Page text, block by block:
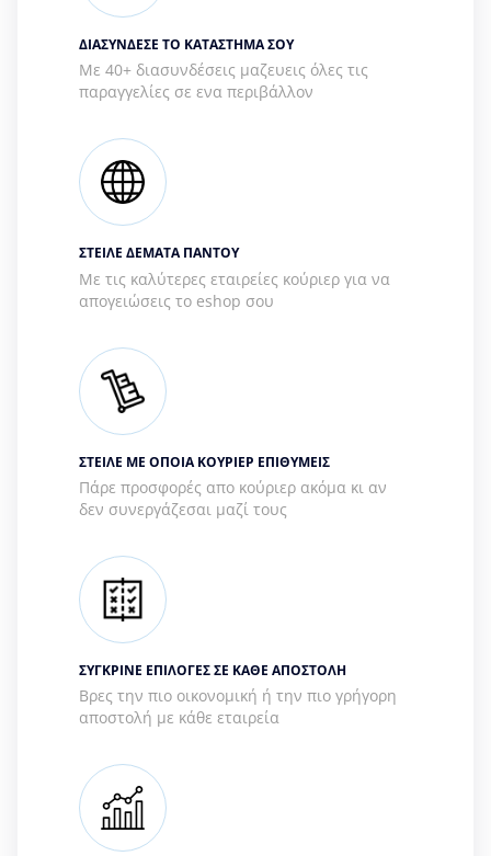
ΔΙΑΣΥΝΔΕΣΕ ΤΟ ΚΑΤΑΣΤΗΜΑ ΣΟΥ
Με 40+ διασυνδέσεις μαζευεις όλες τις
παραγγελίες σε ενα περιβάλλον
ΣΤΕΙΛΕ ΔΕΜΑΤΑ ΠΑΝΤΟΥ
Με τις καλύτερες εταιρείες κούριερ για να
απογειώσεις το eshop σου
ΣΤΕΙΛΕ ΜΕ ΟΠΟΙΑ ΚΟΥΡΙΕΡ ΕΠΙΘΥΜΕΙΣ
Πάρε προσφορές απο κούριερ ακόμα κι αν
δεν συνεργάζεσαι μαζί τους
ΣΥΓΚΡΙΝΕ ΕΠΙΛΟΓΕΣ ΣΕ ΚΑΘΕ ΑΠΟΣΤΟΛΗ
Βρες την πιο οικονομική ή την πιο γρήγορη
αποστολή με κάθε εταιρεία